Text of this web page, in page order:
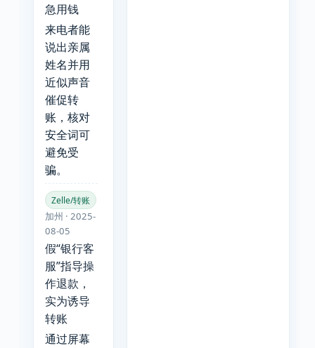
急用钱
来电者能
说出亲属
姓名并用
近似声音
催促转
账，核对
安全词可
避免受
骗。
Zelle/转账
加州 · 2025-
08-05
假“银行客
服”指导操
作退款，
实为诱导
转账
通过屏幕